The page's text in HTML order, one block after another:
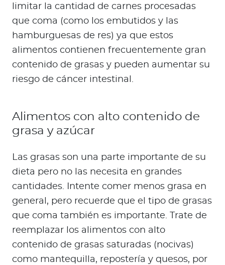
limitar la cantidad de carnes procesadas
que coma (como los embutidos y las
hamburguesas de res) ya que estos
alimentos contienen frecuentemente gran
contenido de grasas y pueden aumentar su
riesgo de cáncer intestinal.
Alimentos con alto contenido de
grasa y azúcar
Las grasas son una parte importante de su
dieta pero no las necesita en grandes
cantidades. Intente comer menos grasa en
general, pero recuerde que el tipo de grasas
que coma también es importante. Trate de
reemplazar los alimentos con alto
contenido de grasas saturadas (nocivas)
como mantequilla, repostería y quesos, por